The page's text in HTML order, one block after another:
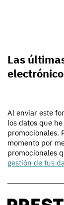
Las
electrónico
Al enviar este
los datos que
promocionales.
momento por
promocionales
gestión de tus